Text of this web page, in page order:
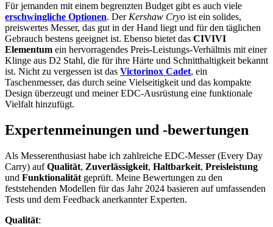
Für jemanden mit einem begrenzten Budget gibt es auch viele
erschwingliche Optionen. Der Kershaw Cryo ist ein solides,
preiswertes Messer, das gut in der Hand liegt und für den täglichen
Gebrauch bestens geeignet ist. Ebenso bietet das CIVIVI
Elementum ein hervorragendes Preis-Leistungs-Verhältnis mit einer
Klinge aus D2 Stahl, die für ihre Härte und Schnitthaltigkeit bekannt
ist. Nicht zu vergessen ist das Victorinox Cadet, ein
Taschenmesser, das durch seine Vielseitigkeit und das kompakte
Design überzeugt und meiner EDC-Ausrüstung eine funktionale
Vielfalt hinzufügt.
Expertenmeinungen und -bewertungen
Als Messerenthusiast habe ich zahlreiche EDC-Messer (Every Day
Carry) aufQualität, Zuverlässigkeit, Haltbarkeit, Preisleistung
und Funktionalität geprüft. Meine Bewertungen zu den
feststehenden Modellen für das Jahr 2024 basieren auf umfassenden
Tests und dem Feedback anerkannter Experten.
Qualität: